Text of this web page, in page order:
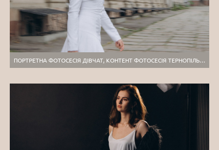
ПОРТРЕТНА ФОТОСЕСІЯ ДІВЧАТ, КОНТЕНТ ФОТОСЕСІЯ ТЕРНОПІЛЬ, ІНДИВІДУАЛЬНА ФОТОСЕСІЯ ТЕРНОПІЛЬ, ПОРТРЕТНИЙ ФОТОГРАФ ТЕРНОПІЛЬ